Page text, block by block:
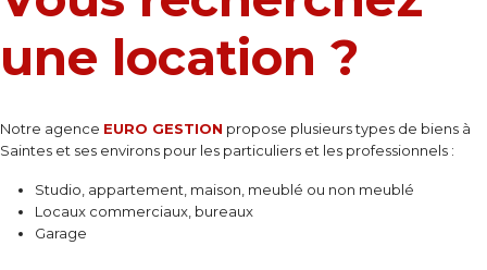
une location ?
Notre agence EURO GESTION propose plusieurs types de biens à
Saintes et ses environs pour les particuliers et les professionnels :
Studio, appartement, maison, meublé ou non meublé
Locaux commerciaux, bureaux
Garage